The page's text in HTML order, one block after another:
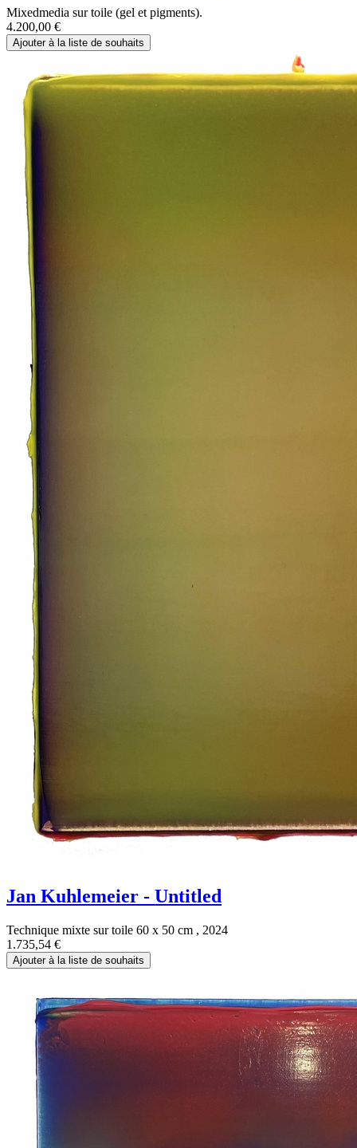
Mixedmedia sur toile (gel et pigments).
4.200,00 €
Ajouter à la liste de souhaits
Jan Kuhlemeier - Untitled
Technique mixte sur toile 60 x 50 cm , 2024
1.735,54 €
Ajouter à la liste de souhaits